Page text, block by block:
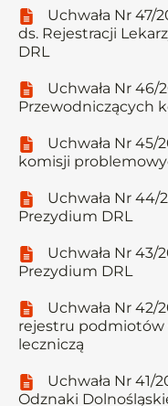
Uchwała Nr 47/
ds. Rejestracji
DRL
Uchwała Nr 46/
Przewodniczących
Uchwała Nr 45/
komisji
Uchwała Nr 44/
Prezydium DRL
Uchwała Nr 43/
Prezydium DRL
Uchwała Nr 42/
rejestru podmiotów
leczniczą
Uchwała Nr 41/
Odznaki